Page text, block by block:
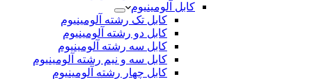
کابل آلومینیوم
کابل تک رشته آلومینیوم
کابل دو رشته آلومینیوم
کابل سه رشته آلومینیوم
کابل سه و نیم رشته آلومینیوم
کابل چهار رشته آلومینیوم